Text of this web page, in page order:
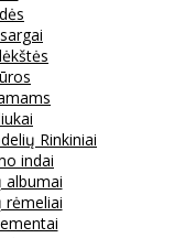
Rinkiniai
indai
albumai
rėmeliai